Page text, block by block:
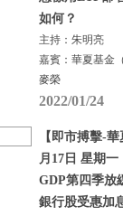
如何？
主持：朱明亮
嘉賓：華夏基金
麥榮
2022/01/24
【即市搏擊-
月17日 星期
GDP第四季放
銀行股受惠加